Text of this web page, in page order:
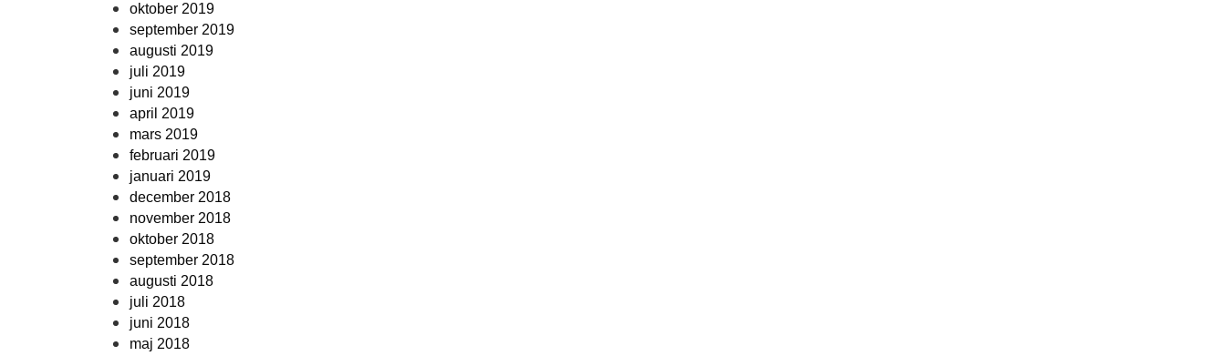
oktober 2019
september 2019
augusti 2019
juli 2019
juni 2019
april 2019
mars 2019
februari 2019
januari 2019
december 2018
november 2018
oktober 2018
september 2018
augusti 2018
juli 2018
juni 2018
maj 2018